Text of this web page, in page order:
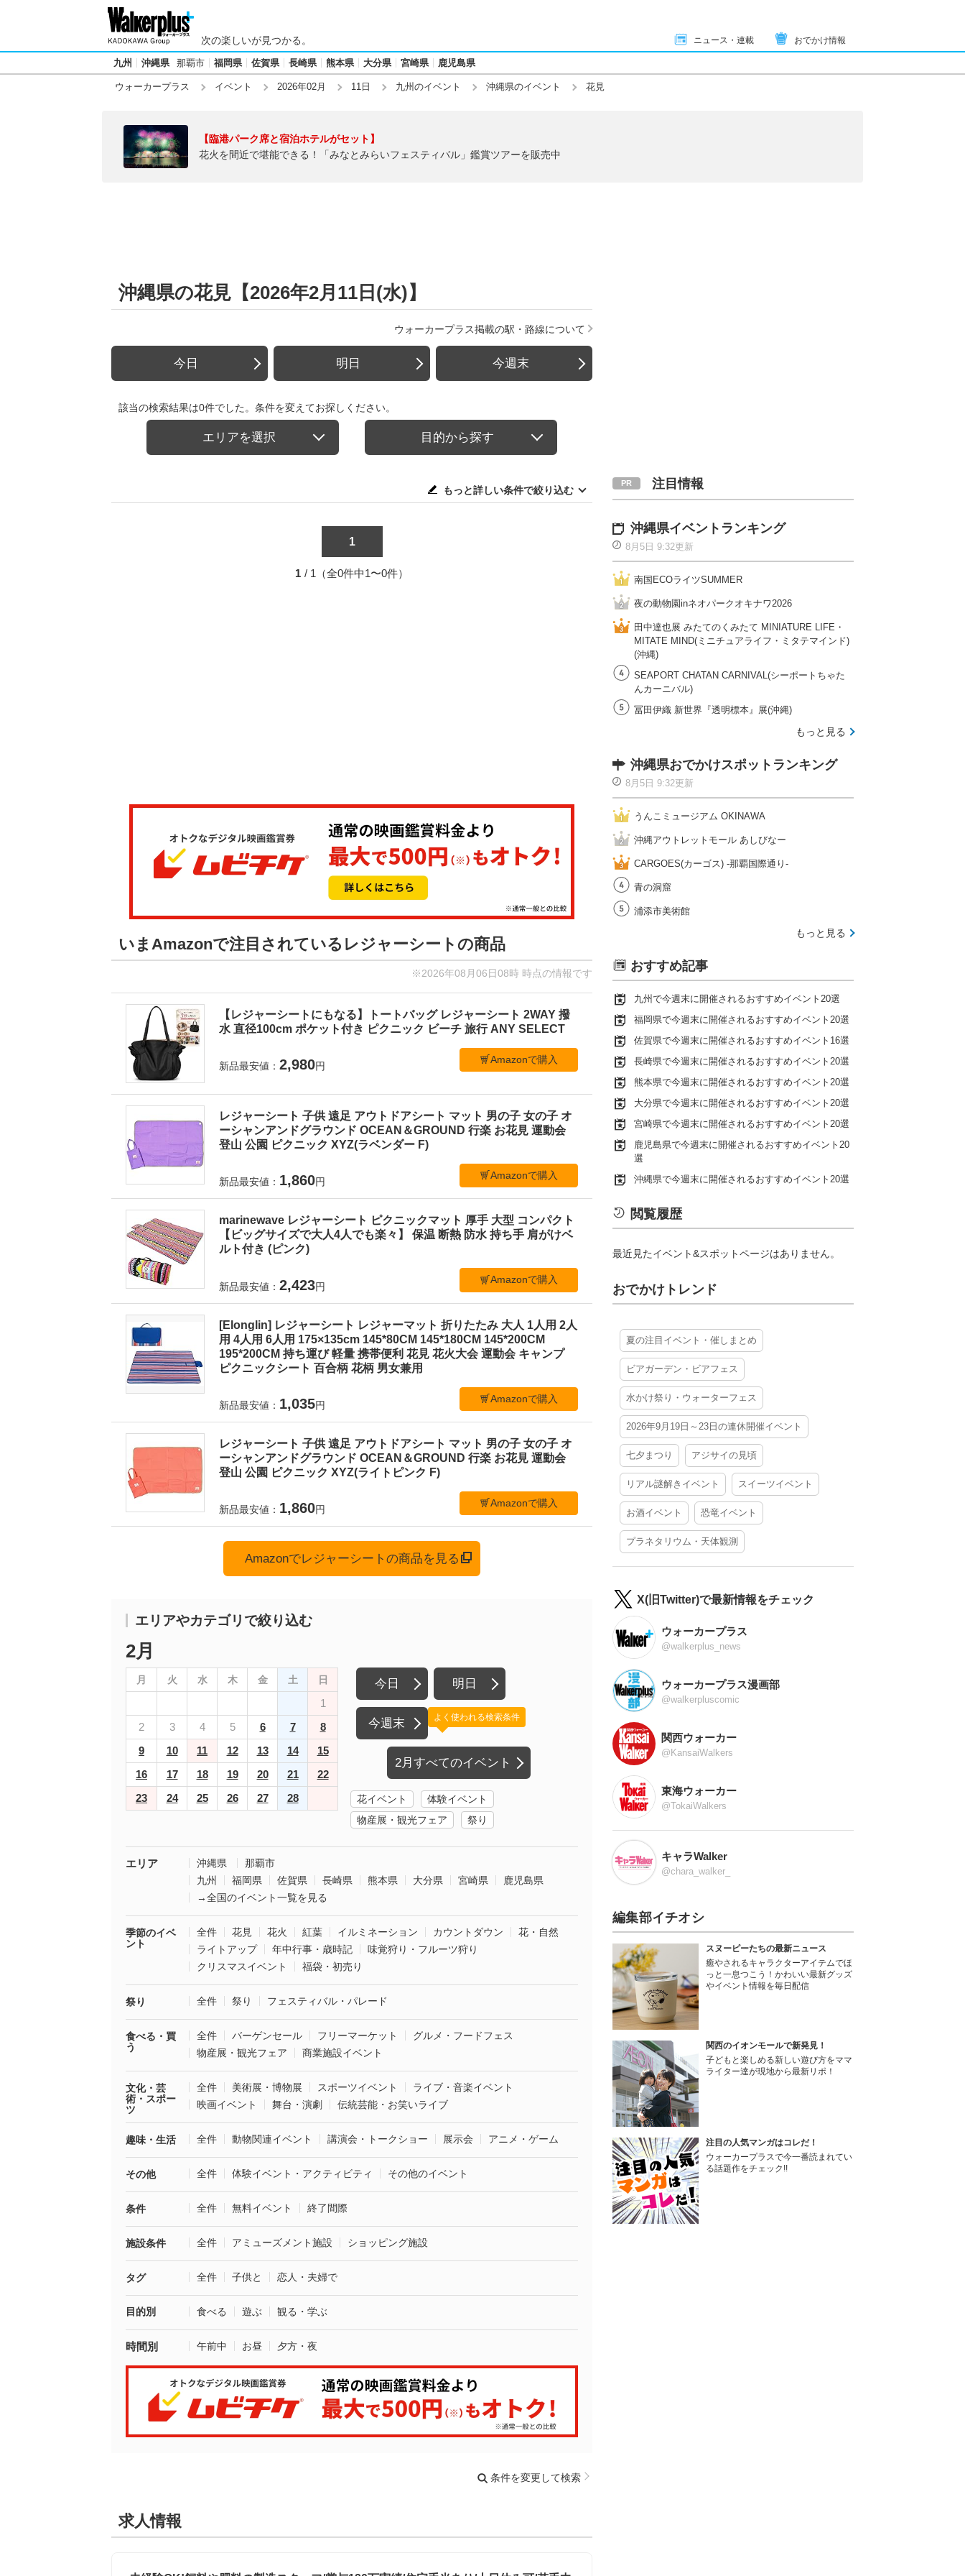
次の楽しいが見つかる。 ニュース・連載 おでかけ情報
九州 沖縄県 那覇市 福岡県 佐賀県 長崎県 熊本県 大分県 宮崎県 鹿児島県
ウォーカープラス イベント 2026年02月 11日 九州のイベント 沖縄県のイベント 花見
【臨港パーク席と宿泊ホテルがセット】
花火を間近で堪能できる！「みなとみらいフェスティバル」鑑賞ツアーを販売中
沖縄県の花見【2026年2月11日(水)】
ウォーカープラス掲載の駅・路線について
今日 明日 今週末
該当の検索結果は0件でした。条件を変えてお探しください。
エリアを選択 目的から探す
もっと詳しい条件で絞り込む
1
1 / 1（全0件中1〜0件）
いまAmazonで注目されているレジャーシートの商品
※2026年08月06日08時 時点の情報です
【レジャーシートにもなる】トートバッグ レジャーシート 2WAY 撥
水 直径100cm ポケット付き ピクニック ビーチ 旅行 ANY SELECT
新品最安値： 2,980円
Amazonで購入
レジャーシート 子供 遠足 アウトドアシート マット 男の子 女の子 オ
ーシャンアンドグラウンド OCEAN＆GROUND 行楽 お花見 運動会
登山 公園 ピクニック XYZ(ラベンダー F)
新品最安値： 1,860円
Amazonで購入
marinewave レジャーシート ピクニックマット 厚手 大型 コンパクト
【ビッグサイズで大人4人でも楽々】 保温 断熱 防水 持ち手 肩がけベ
ルト付き (ピンク)
新品最安値： 2,423円
Amazonで購入
[Elonglin] レジャーシート レジャーマット 折りたたみ 大人 1人用 2人
用 4人用 6人用 175×135cm 145*80CM 145*180CM 145*200CM
195*200CM 持ち運び 軽量 携帯便利 花見 花火大会 運動会 キャンプ
ピクニックシート 百合柄 花柄 男女兼用
新品最安値： 1,035円
Amazonで購入
レジャーシート 子供 遠足 アウトドアシート マット 男の子 女の子 オ
ーシャンアンドグラウンド OCEAN＆GROUND 行楽 お花見 運動会
登山 公園 ピクニック XYZ(ライトピンク F)
新品最安値： 1,860円
Amazonで購入
Amazonでレジャーシートの商品を見る
エリアやカテゴリで絞り込む
2月
月 火 水 木 金 土 日
1
2
3 4 5 6 7
8
9
10 11 12 13 14
15
16
17 18 19 20 21
22
23
24 25 26 27 28
今日 明日
今週末
2月すべてのイベント
よく使われる検索条件
花イベント
体験イベント
物産展・観光フェア
祭り
エリア 沖縄県
那覇市
九州
福岡県 佐賀県 長崎県 熊本県 大分県 宮崎県
鹿児島県
→全国のイベント一覧を見る
季節のイベ
ント
全件 花見 花火 紅葉 イルミネーション カウントダウン
花・自然
ライトアップ
年中行事・歳時記
味覚狩り・フルーツ狩り
クリスマスイベント
福袋・初売り
祭り 全件 祭り フェスティバル・パレード
食べる・買
う
全件 バーゲンセール フリーマーケット
グルメ・フードフェス
物産展・観光フェア
商業施設イベント
文化・芸
術・スポー
ツ
全件 美術展・博物展 スポーツイベント
ライブ・音楽イベント
映画イベント
舞台・演劇 伝統芸能・お笑いライブ
趣味・生活 全件 動物関連イベント 講演会・トークショー 展示会 アニメ・ゲーム
その他 全件 体験イベント・アクティビティ その他のイベント
条件 全件 無料イベント 終了間際
施設条件 全件 アミューズメント施設 ショッピング施設
タグ 全件 子供と 恋人・夫婦で
目的別 食べる 遊ぶ 観る・学ぶ
時間別 午前中 お昼 夕方・夜
条件を変更して検索
求人情報
注目情報
沖縄県イベントランキング
8月5日 9:32更新
南国ECOライツSUMMER
夜の動物園inネオパークオキナワ2026
田中達也展 みたてのくみたて MINIATURE LIFE・
MITATE MIND(ミニチュアライフ・ミタテマインド)
(沖縄)
SEAPORT CHATAN CARNIVAL(シーポートちゃた
んカーニバル)
冨田伊織 新世界『透明標本』展(沖縄)
もっと見る
沖縄県おでかけスポットランキング
8月5日 9:32更新
うんこミュージアム OKINAWA
沖縄アウトレットモール あしびなー
CARGOES(カーゴス) -那覇国際通り-
青の洞窟
浦添市美術館
もっと見る
おすすめ記事
九州で今週末に開催されるおすすめイベント20選
福岡県で今週末に開催されるおすすめイベント20選
佐賀県で今週末に開催されるおすすめイベント16選
長崎県で今週末に開催されるおすすめイベント20選
熊本県で今週末に開催されるおすすめイベント20選
大分県で今週末に開催されるおすすめイベント20選
宮崎県で今週末に開催されるおすすめイベント20選
鹿児島県で今週末に開催されるおすすめイベント20
選
沖縄県で今週末に開催されるおすすめイベント20選
閲覧履歴
最近見たイベント&スポットページはありません。
おでかけトレンド
夏の注目イベント・催しまとめ
ビアガーデン・ビアフェス
水かけ祭り・ウォーターフェス
2026年9月19日～23日の連休開催イベント
七夕まつり アジサイの見頃
リアル謎解きイベント スイーツイベント
お酒イベント 恐竜イベント
プラネタリウム・天体観測
X(旧Twitter)で最新情報をチェック
ウォーカープラス
@walkerplus_news
ウォーカープラス漫画部
@walkerpluscomic
関西ウォーカー
@KansaiWalkers
東海ウォーカー
@TokaiWalkers
キャラWalker
@chara_walker_
編集部イチオシ
スヌーピーたちの最新ニュース
癒やされるキャラクターアイテムでほ
っと一息つこう！かわいい最新グッズ
やイベント情報を毎日配信
関西のイオンモールで新発見！
子どもと楽しめる新しい遊び方をママ
ライター達が現地から最新リポ！
注目の人気マンガはコレだ！
ウォーカープラスで今一番読まれてい
る話題作をチェック!!